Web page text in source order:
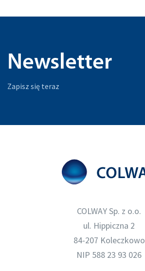
Newsletter
Zapisz się teraz
COLWAY Sp. z o.o.
ul. Hippiczna 2
84-207 Koleczkowo
NIP 588 23 93 026